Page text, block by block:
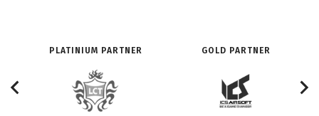
PLATINIUM PARTNER GOLD PARTNER